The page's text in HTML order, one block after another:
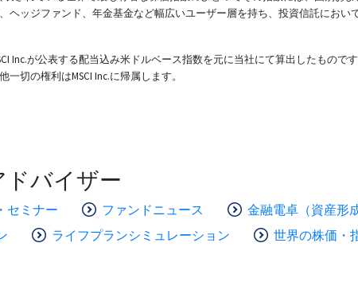
ヘッジファンド、年金基金など幅広いユーザー層を持ち、投資信託にお
Inc.が公表する配当込み米ドルベース指数を元に当社にて算出したものです
切の権利はMSCI Inc.に帰属します。
バイザー
セミナー ファンドニュース 金融電卓（資産形
ライフプランシミュレーション 世界の株価・